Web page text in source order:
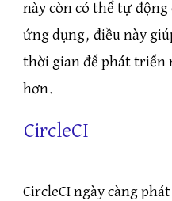
này còn có thể tự động
ứng dụng, điều này
thời gian để phát triển
hơn.
CircleCI
CircleCI ngày càng